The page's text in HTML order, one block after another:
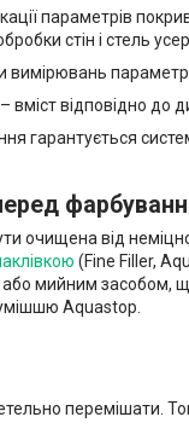
параметрів
стін і стель
вміст відповідно
гарантується
очищена від
(Fine Filler,
мийним засобом,
Aquastop.
перемішати.